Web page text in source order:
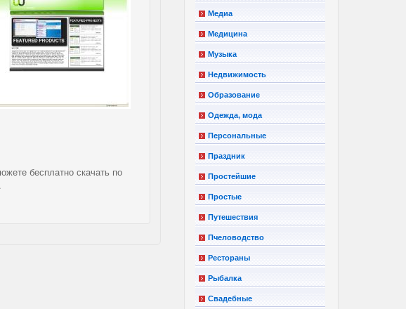
бесплатно скачать по
Медиа
Медицина
Музыка
Недвижимость
Образование
Одежда, мода
Персональные
Праздник
Простейшие
Простые
Путешествия
Пчеловодство
Рестораны
Рыбалка
Свадебные